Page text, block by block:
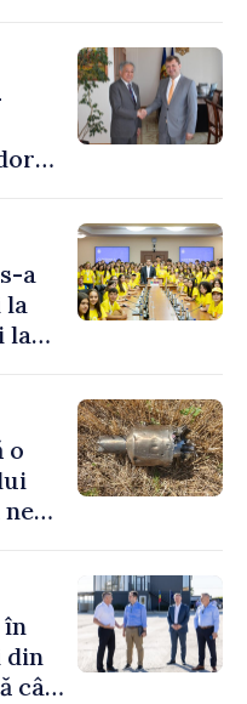
a
la
la
–
o
ne
în
din
cât